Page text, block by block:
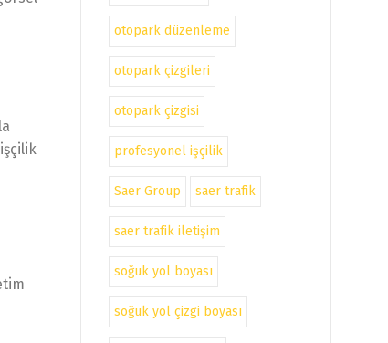
otopark düzenleme
otopark çizgileri
otopark çizgisi
profesyonel işçilik
Saer Group saer trafik
saer trafik iletişim
soğuk yol boyası
soğuk yol çizgi boyası